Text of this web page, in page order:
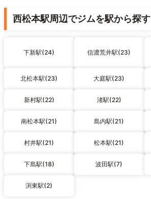
西松本駅周辺でジムを駅から探す
下新駅(24) 信濃荒井駅(23)
北松本駅(23) 大庭駅(23)
新村駅(22) 渚駅(22)
南松本駅(21) 島内駅(21)
村井駅(21) 松本駅(21)
下島駅(18) 波田駅(7)
渕東駅(2)